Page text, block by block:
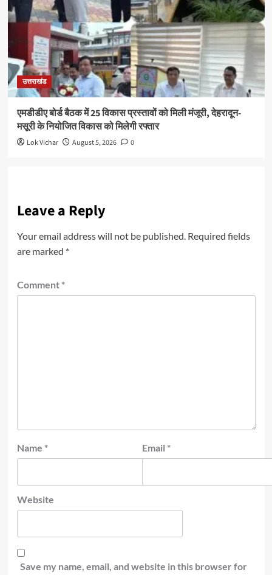
उत्तराखंड
एमडीडीए बोर्ड बैठक में 25 विकास प्रस्तावों को मिली मंजूरी, देहरादून-
मसूरी के नियोजित विकास को मिलेगी रफ्तार
Lok Vichar August 5, 2026 0
Leave a Reply
Your email address will not be published. Required fields
are marked *
Comment *
Name * Email *
Website
Save my name, email, and website in this browser for